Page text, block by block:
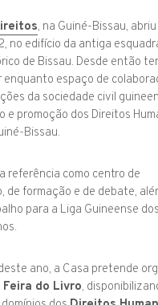
, na Guiné-Bissau,
no edifício da antiga
de Bissau. Desde então
enquanto espaço de
da sociedade civil
e promoção dos Direitos
Bissau.
referência como centro de
de formação e de debate,
para a Liga Guineense dos
ano, a Casa pretende
Feira do Livro,